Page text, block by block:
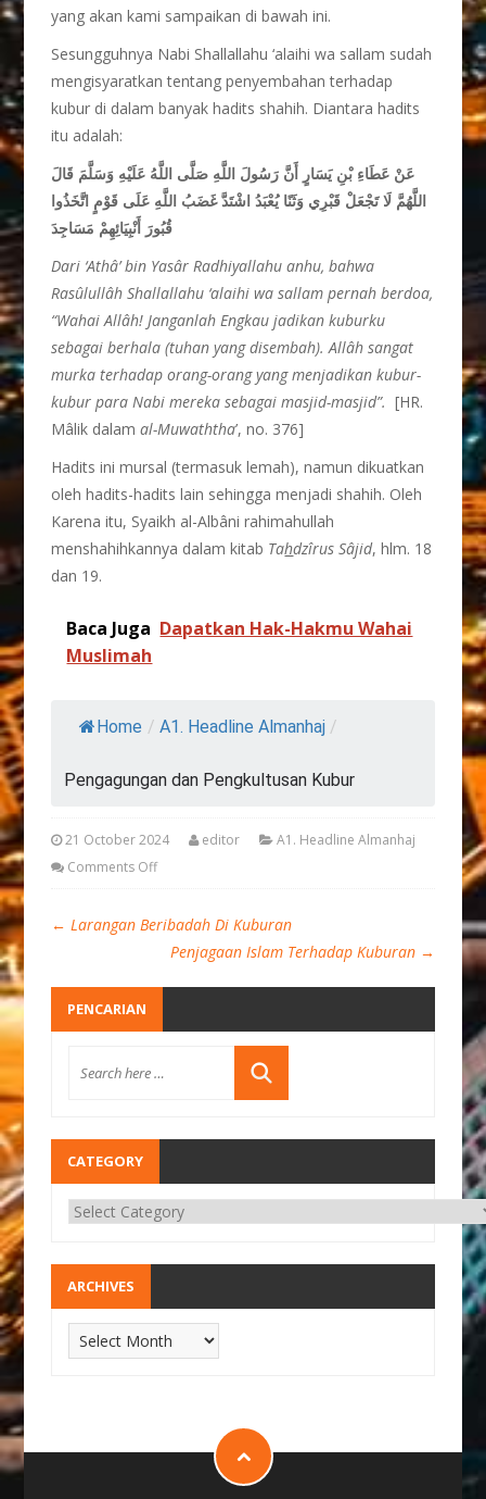
yang akan kami sampaikan di bawah ini.
Sesungguhnya Nabi Shallallahu ‘alaihi wa sallam sudah
mengisyaratkan tentang penyembahan terhadap
kubur di dalam banyak hadits shahih. Diantara hadits
itu adalah:
عَنْ عَطَاءِ بْنِ يَسَارٍ أَنَّ رَسُولَ اللَّهِ صَلَّى اللَّهُ عَلَيْهِ وَسَلَّمَ قَالَ
اللَّهُمَّ لَا تَجْعَلْ قَبْرِي وَثَنًا يُعْبَدُ اشْتَدَّ غَضَبُ اللَّهِ عَلَى قَوْمٍ اتَّخَذُوا
قُبُورَ أَنْبِيَائِهِمْ مَسَاجِدَ
Dari ‘Athâ’ bin Yasâr Radhiyallahu anhu, bahwa
Rasûlullâh Shallallahu ‘alaihi wa sallam pernah berdoa,
“Wahai Allâh! Janganlah Engkau jadikan kuburku
sebagai berhala (tuhan yang disembah). Allâh sangat
murka terhadap orang-orang yang menjadikan kubur-
kubur para Nabi mereka sebagai masjid-masjid”. [HR.
Mâlik dalamal-Muwaththa’, no. 376]
Hadits ini mursal (termasuk lemah), namun dikuatkan
oleh hadits-hadits lain sehingga menjadi shahih. Oleh
Karena itu, Syaikh al-Albâni rahimahullah
menshahihkannya dalam kitab Tahdzîrus Sâjid, hlm. 18
dan 19.
Baca Juga Dapatkan Hak-Hakmu Wahai
Muslimah
Home / A1. Headline Almanhaj /
Pengagungan dan Pengkultusan Kubur
21 October 2024 editor
A1. Headline Almanhaj
Comments Off
← Larangan Beribadah Di Kuburan
Penjagaan Islam Terhadap Kuburan →
PENCARIAN
CATEGORY
ARCHIVES